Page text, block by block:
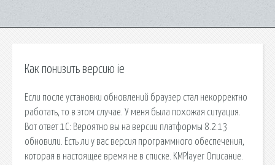
Как понизить версию ie
Если после установки обновлений браузер стал некорректно
работать, то в этом случае. У меня была похожая ситуация.
Вот ответ 1С: Вероятно вы на версии платформы 8.2.13
обновили. Есть ли у вас версия программного обеспечения,
которая в настоящее время не в списке. KMPlayer Описание.